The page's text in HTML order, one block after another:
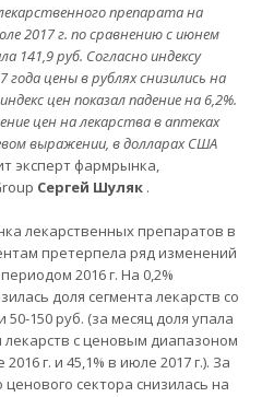
препарата на
2017 г. по сравнению с июнем
141,9 руб. Согласно индексу
года цены в рублях снизились на
цен показал падение на 6,2%.
цен на лекарства в аптеках
выражении, в долларах США
эксперт фармрынка,
Сергей Шуляк .
лекарственных препаратов в
претерпела ряд изменений
2016 г. На 0,2%
доля сегмента лекарств со
150 руб. (за месяц доля упала
лекарств с ценовым диапазоном
г. и 45,1% в июле 2017 г.). За
сектора снизилась на